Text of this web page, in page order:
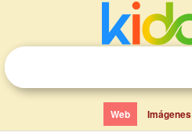
Web Imágenes